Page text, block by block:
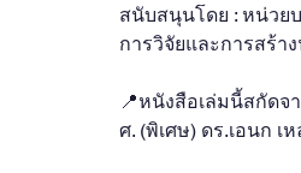
สนับสนุนโดย : หน่ว
การวิจัยและการสร้า
📍หนังสือเล่มนี้สกัด
ศ. (พิเศษ) ดร.เอนก